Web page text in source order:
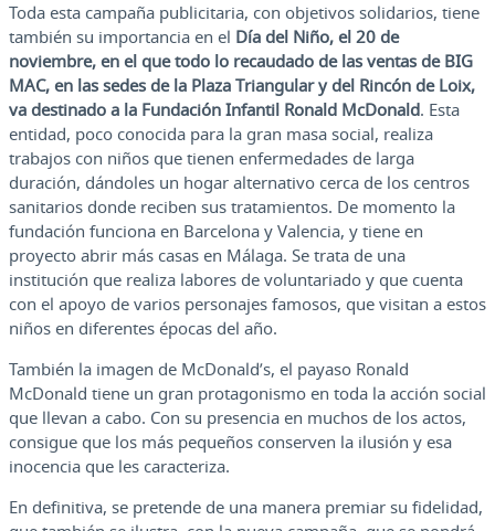
Toda esta campaña publicitaria, con objetivos solidarios, tiene
también su importancia en el Día del Niño, el 20 de
noviembre, en el que todo lo recaudado de las ventas de BIG
MAC, en las sedes de la Plaza Triangular y del Rincón de Loix,
va destinado a la Fundación Infantil Ronald McDonald. Esta
entidad, poco conocida para la gran masa social, realiza
trabajos con niños que tienen enfermedades de larga
duración, dándoles un hogar alternativo cerca de los centros
sanitarios donde reciben sus tratamientos. De momento la
fundación funciona en Barcelona y Valencia, y tiene en
proyecto abrir más casas en Málaga. Se trata de una
institución que realiza labores de voluntariado y que cuenta
con el apoyo de varios personajes famosos, que visitan a estos
niños en diferentes épocas del año.
También la imagen de McDonald’s, el payaso Ronald
McDonald tiene un gran protagonismo en toda la acción social
que llevan a cabo. Con su presencia en muchos de los actos,
consigue que los más pequeños conserven la ilusión y esa
inocencia que les caracteriza.
En definitiva, se pretende de una manera premiar su fidelidad,